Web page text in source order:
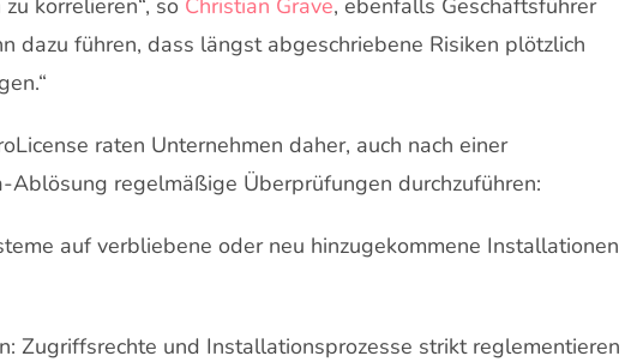
dazu führen, dass längst abgeschriebene Risiken plötzlich
raten Unternehmen daher, auch nach einer
Ablösung regelmäßige Überprüfungen durchzuführen:
auf verbliebene oder neu hinzugekommene Installationen
Zugriffsrechte und Installationsprozesse strikt reglementieren